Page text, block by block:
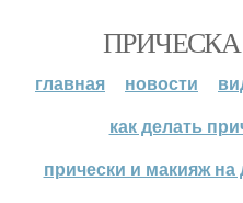
главная новости
как делать
прически и макияж на